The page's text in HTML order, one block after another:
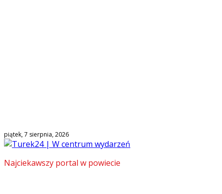
piątek, 7 sierpnia, 2026
Najciekawszy portal w powiecie